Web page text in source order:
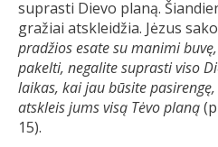
suprasti Dievo planą.
gražiai atskleidžia. Jėzus
pradžios esate su manimi
pakelti, negalite suprasti viso
laikas, kai jau būsite pasirengę,
atskleis jums visą Tėvo planą
15).